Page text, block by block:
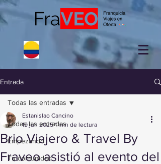
Entrada
Todas las entradas
Empezando
Tu comunidad
Todas las entradas
Brio Viajero & Travel By
Fraveo asistió al evento del
Estanislao Cancino
19 jun 2025 1 min de lectura